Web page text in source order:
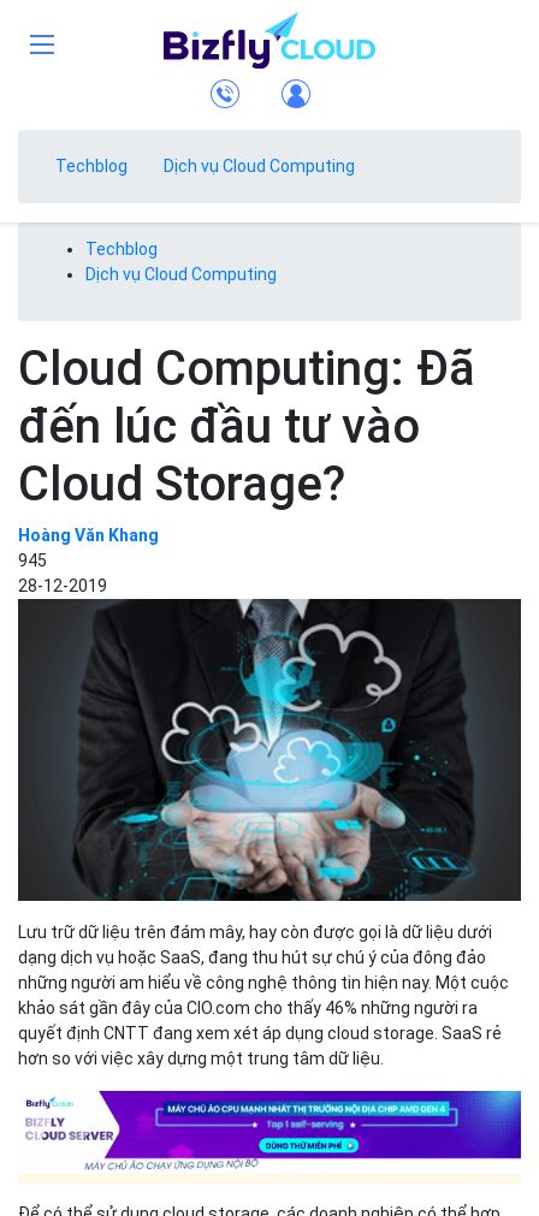
Techblog Dịch vụ Cloud Computing
Techblog
Dịch vụ Cloud Computing
Cloud Computing: Đã
đến lúc đầu tư vào
Cloud Storage?
Hoàng Văn Khang
945
28-12-2019
Lưu trữ dữ liệu trên đám mây, hay còn được gọi là dữ liệu dưới
dạng dịch vụ hoặc SaaS, đang thu hút sự chú ý của đông đảo
những người am hiểu về công nghệ thông tin hiện nay. Một cuộc
khảo sát gần đây của CIO.com cho thấy 46% những người ra
quyết định CNTT đang xem xét áp dụng cloud storage. SaaS rẻ
hơn so với việc xây dựng một trung tâm dữ liệu.
Để có thể sử dụng cloud storage, các doanh nghiệp có thể hợp
tác với các nhà cung cấp đám mây để lưu trữ bất kỳ dịch vụ hoặc
ứng dụng CNTT nào, bao gồm cả CRM, ERP và lưu trữ dữ liệu.
CùngBizfly Cloudtìm hiểu thông tin chi tiết hơn qua bài
viết dưới đây.
Tổng quan về Cloud Storage
Cloud Storage
là hệ thống lưu trữ dữ liệu trên nền tảng điện toán
đám mây. Người dùng lưu trữ, quản lý, chia sẻ làm các thao tác